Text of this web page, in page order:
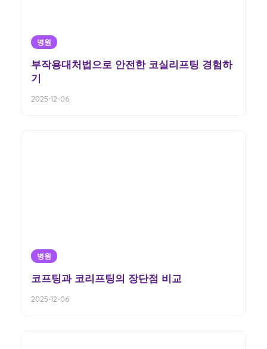
병원
부작용대처법으로 안전한 코실리프팅 경험하
기
2025-12-06
병원
코프팅과 코리프팅의 장단점 비교
2025-12-06